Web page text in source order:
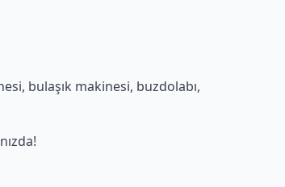
bulaşık makinesi, buzdolabı,